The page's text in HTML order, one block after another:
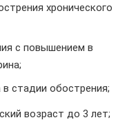
хронического
с повышением в
стадии обострения;
возраст до 3 лет;